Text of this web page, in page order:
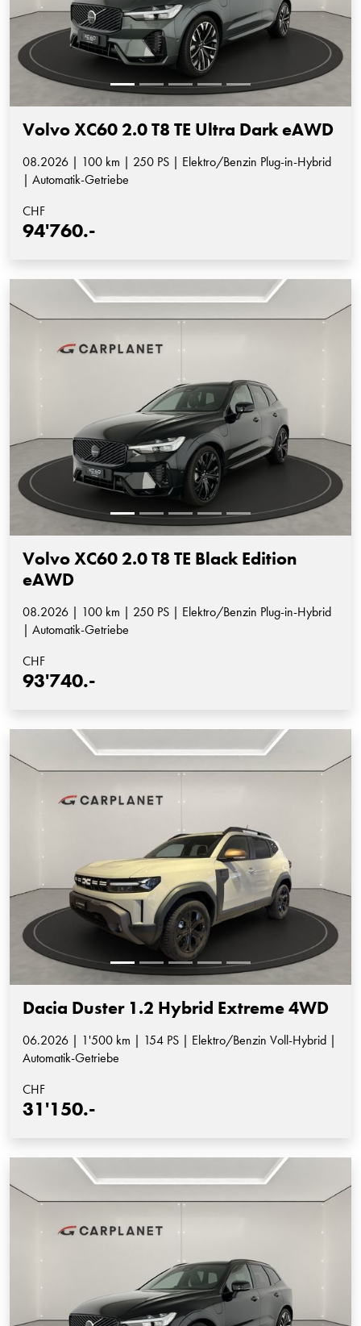
Volvo XC60 2.0 T8 TE Ultra Dark eAWD
08.2026 | 100 km | 250 PS | Elektro/Benzin Plug-in-Hybrid
| Automatik-Getriebe
CHF
94'760.-
Volvo XC60 2.0 T8 TE Black Edition
eAWD
08.2026 | 100 km | 250 PS | Elektro/Benzin Plug-in-Hybrid
| Automatik-Getriebe
CHF
93'740.-
Dacia Duster 1.2 Hybrid Extreme 4WD
06.2026 | 1'500 km | 154 PS | Elektro/Benzin Voll-Hybrid |
Automatik-Getriebe
CHF
31'150.-